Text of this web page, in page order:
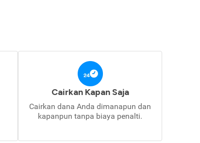
Cairkan Kapan Saja
Cairkan dana Anda dimanapun dan
kapanpun tanpa biaya penalti.